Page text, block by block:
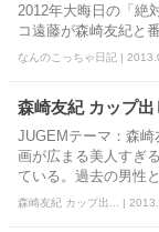
2012年大晦日の「絶
コ遠藤が森崎友紀と
なんのこっちゃ日記 |
森崎友紀 カップ出
JUGEMテーマ：森
画が広まる美人すぎ
ている。過去の男性
森崎友紀 カップ出... |